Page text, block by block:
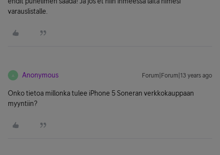
varauslistalle.
A Anonymous Forum|Forum|13 years ago
Onko tietoa millonka tulee iPhone 5 Soneran verkkokauppaan
myyntiin?